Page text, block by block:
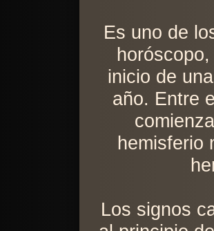
Es uno de
inicio de
año. Entre
hemisferio
Los signos